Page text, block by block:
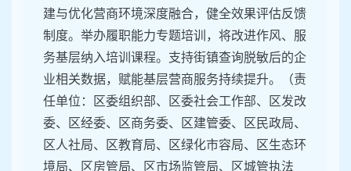
建与优化营商环境深度融合，健全效果评估反馈
制度。举办履职能力专题培训，将改进作风、服
务基层纳入培训课程。支持街镇查询脱敏后的企
业相关数据，赋能基层营商服务持续提升。（责
任单位：区委组织部、区委社会工作部、区发改
委、区经委、区商务委、区建管委、区民政局、
区人社局、区教育局、区绿化市容局、区生态环
境局、区房管局、区市场监管局、区城管执法